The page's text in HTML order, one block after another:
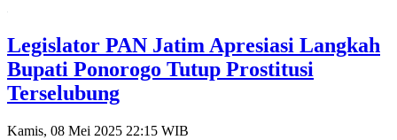
Legislator PAN Jatim Apresiasi Langkah
Bupati Ponorogo Tutup Prostitusi
Terselubung
Kamis, 08 Mei 2025 22:15 WIB